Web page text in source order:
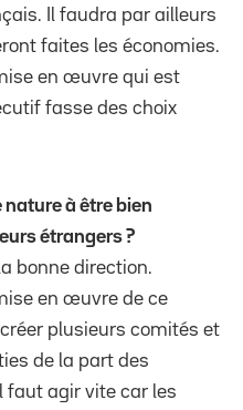
Il faudra par ailleurs
faites les économies.
en œuvre qui est
fasse des choix
à être bien
étrangers ?
bonne direction.
en œuvre de ce
plusieurs comités et
de la part des
faut agir vite car les